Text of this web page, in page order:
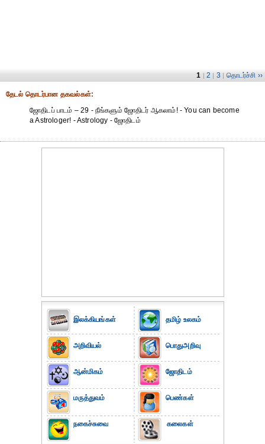
1 | 2 | 3 | தொடர்ச்சி ››
தேட‌ல் தொட‌ர்பான தகவ‌ல்க‌ள்:
ஜோதிடப் பாடம் – 29 - நீங்களும் ஜோதிடர் ஆகலாம்! - You can become
a Astrologer! - Astrology - ஜோதிடம்
இலக்கியங்கள்
அறிவியல்
ஆன்மிகம்
மருத்துவம்
நகைச்சுவை
தமிழ் உலகம்
பொதுஅறிவு
ஜோதிடம்
பெண்கள்
கலைகள்